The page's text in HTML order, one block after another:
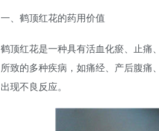
一、鹤顶红花的药用价值
鹤顶红花是一种具有活血化瘀、止痛
所致的多种疾病，如痛经、产后腹痛
出现不良反应。